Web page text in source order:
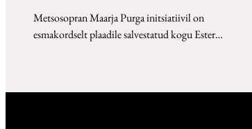
Metsosopran Maarja Purga initsiatiivil on
esmakordselt plaadile salvestatud kogu Ester…